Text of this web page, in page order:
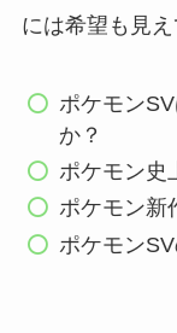
には希望も見え
ポケモン
か？
ポケモン史
ポケモン新
ポケモン